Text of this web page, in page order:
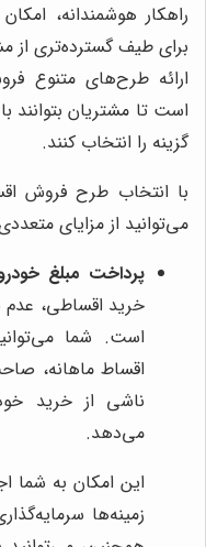
راهکار هوشمندانه،
برای طیف گسترده‌تری از
ارائه طرح‌های متنوع
است تا مشتریان بتوانند
گزینه را انتخاب کنند.
با انتخاب طرح فروش
می‌توانید از مزایای
پرداخت مبلغ
خرید اقساطی، عدم
است. شما
ناشی از خرید
می‌دهد.
این امکان به شما
زمینه‌ها